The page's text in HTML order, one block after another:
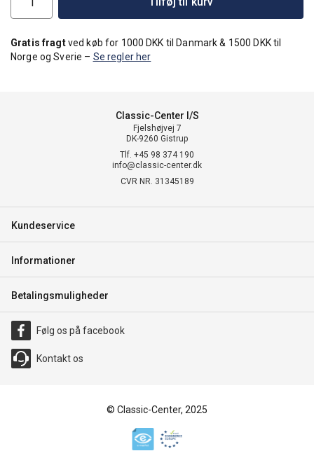
Gratis fragtved køb for 1000 DKK til Danmark & 1500 DKK til
Norge og Sverie – Se regler her
Classic-Center I/S
Fjelshøjvej 7
DK-9260 Gistrup
Tlf. +45 98 374 190
info@classic-center.dk
CVR NR. 31345189
Kundeservice
Informationer
Betalingsmuligheder
Følg os på facebook
Kontakt os
© Classic-Center, 2025